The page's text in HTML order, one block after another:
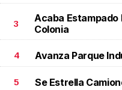
3
Acaba Estampado
Colonia
4 Avanza Parque
5 Se Estrella